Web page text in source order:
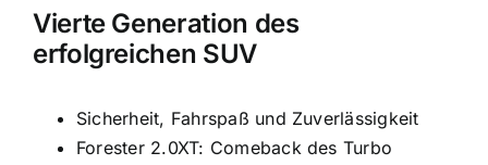
Vierte Generation des
erfolgreichen SUV
Sicherheit, Fahrspaß und Zuverlässigkeit
Forester 2.0XT: Comeback des Turbo